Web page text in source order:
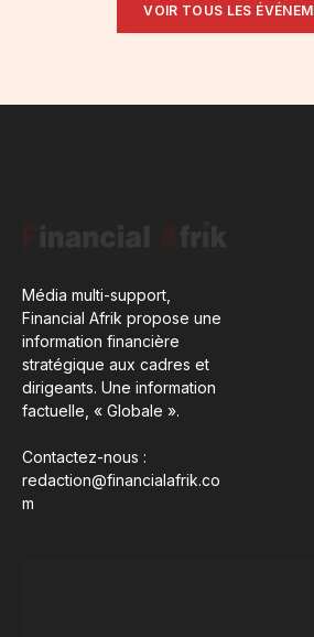
VOIR TOUS LES
Média multi-support,
Financial Afrik propose une
information financière
stratégique aux cadres et
dirigeants. Une information
factuelle, « Globale ».
Contactez-nous :
redaction@financialafrik.co
m